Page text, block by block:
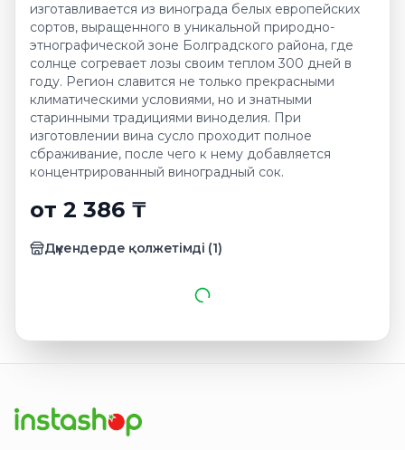
изготавливается из винограда белых европейских
сортов, выращенного в уникальной природно-
этнографической зоне Болградского района, где
солнце согревает лозы своим теплом 300 дней в
году. Регион славится не только прекрасными
климатическими условиями, но и знатными
старинными традициями виноделия. При
изготовлении вина сусло проходит полное
сбраживание, после чего к нему добавляется
концентрированный виноградный сок.
от 2 386 ₸
Дүкендерде қолжетімді (1)